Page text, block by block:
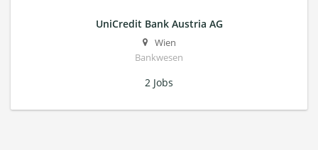
UniCredit Bank Austria AG
Wien
Bankwesen
2 Jobs